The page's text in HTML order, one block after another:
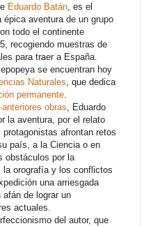
Eduardo Batán , es el
aventura de un grupo
todo el continente
recogiendo muestras de
para traer a España.
se encuentran hoy
Naturales , que dedica
permanente
obras , Eduardo
la aventura, por el relato
afrontan retos
país, a la Ciencia o en
obstáculos por la
orografía y los conflictos
una arriesgada
de lograr un
actuales.
del autor, que